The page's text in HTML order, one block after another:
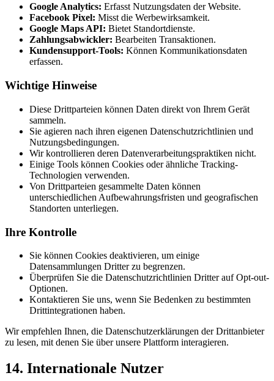
Google Analytics: Erfasst Nutzungsdaten der Website.
Facebook Pixel: Misst die Werbewirksamkeit.
Google Maps API: Bietet Standortdienste.
Zahlungsabwickler: Bearbeiten Transaktionen.
Kundensupport-Tools: Können Kommunikationsdaten
erfassen.
Wichtige Hinweise
Diese Drittparteien können Daten direkt von Ihrem Gerät
sammeln.
Sie agieren nach ihren eigenen Datenschutzrichtlinien und
Nutzungsbedingungen.
Wir kontrollieren deren Datenverarbeitungspraktiken nicht.
Einige Tools können Cookies oder ähnliche Tracking-
Technologien verwenden.
Von Drittparteien gesammelte Daten können
unterschiedlichen Aufbewahrungsfristen und geografischen
Standorten unterliegen.
Ihre Kontrolle
Sie können Cookies deaktivieren, um einige
Datensammlungen Dritter zu begrenzen.
Überprüfen Sie die Datenschutzrichtlinien Dritter auf Opt-out-
Optionen.
Kontaktieren Sie uns, wenn Sie Bedenken zu bestimmten
Drittintegrationen haben.
Wir empfehlen Ihnen, die Datenschutzerklärungen der Drittanbieter
zu lesen, mit denen Sie über unsere Plattform interagieren.
14. Internationale Nutzer